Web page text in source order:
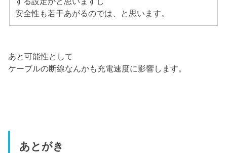
安全性も若干あがるのでは、と思います。
あと可能性として
ケーブルの断線なんかも充電速度に影響します。
あとがき